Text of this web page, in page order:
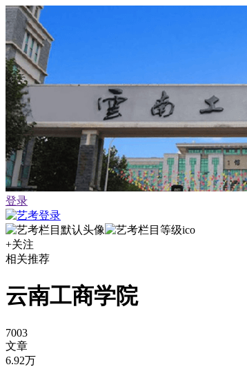
登录
+关注
相关推荐
云南工商学院
7003
文章
6.92万